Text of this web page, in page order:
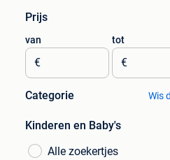
Prijs
van
€
tot
€
Categorie Wis
Kinderen en Baby's
Alle zoekertjes